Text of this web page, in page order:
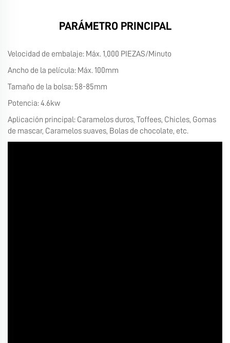
PARÁMETRO PRINCIPAL
Velocidad de embalaje: Máx. 1,000 PIEZAS/Minuto
Ancho de la película: Máx. 100mm
Tamaño de la bolsa: 58-85mm
Potencia: 4.6kw
Aplicación principal: Caramelos duros, Toffees, Chicles, Gomas
de mascar, Caramelos suaves, Bolas de chocolate, etc.